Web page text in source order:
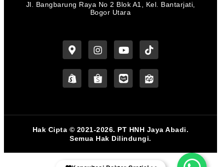
Jl. Bangbarung Raya No 2 Blok A1, Kel. Bantarjati,
Bogor Utara
Hak Cipta © 2021-2026. PT HNH Jaya Abadi.
Semua Hak Dilindungi.